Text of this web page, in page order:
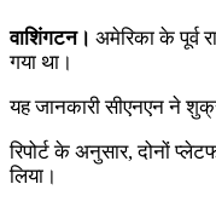
वाशिंगटन। अमेरिका के पूर्व
गया था।
यह जानकारी सीएनएन ने
रिपोर्ट के अनुसार, दोनों
लिया।